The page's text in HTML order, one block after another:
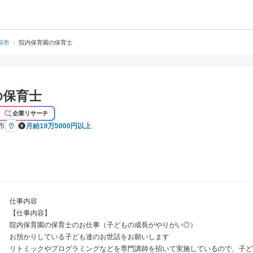
市 / 院内保育園の保育士
保育士
企業リサーチ
月給19万5000円以上
仕事内容
【仕事内容】
院内保育園の保育士のお仕事（子どもの成長がやりがい◎）
お預かりしている子ども達のお世話をお願いします
リトミックやプログラミングなどを専門講師を招いて実施しているので、子ど